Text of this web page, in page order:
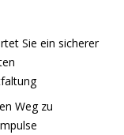
Sie ein sicherer
Weg zu